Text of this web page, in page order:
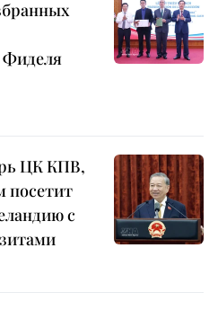
Фиделя
ЦК КПВ,
посетит
с